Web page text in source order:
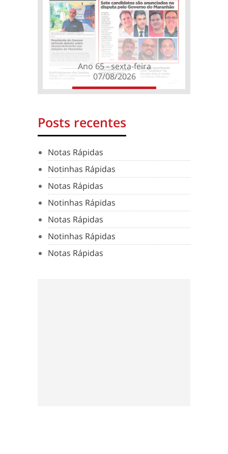
Ano 65 - sexta-feira
07/08/2026
Posts recentes
Notas Rápidas
Notinhas Rápidas
Notas Rápidas
Notinhas Rápidas
Notas Rápidas
Notinhas Rápidas
Notas Rápidas